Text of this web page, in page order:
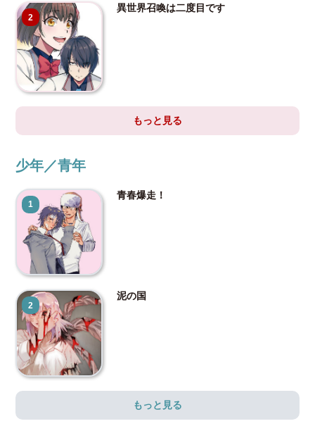
2
異世界召喚は二度目です
もっと見る
少年／青年
1
青春爆走！
2
泥の国
もっと見る